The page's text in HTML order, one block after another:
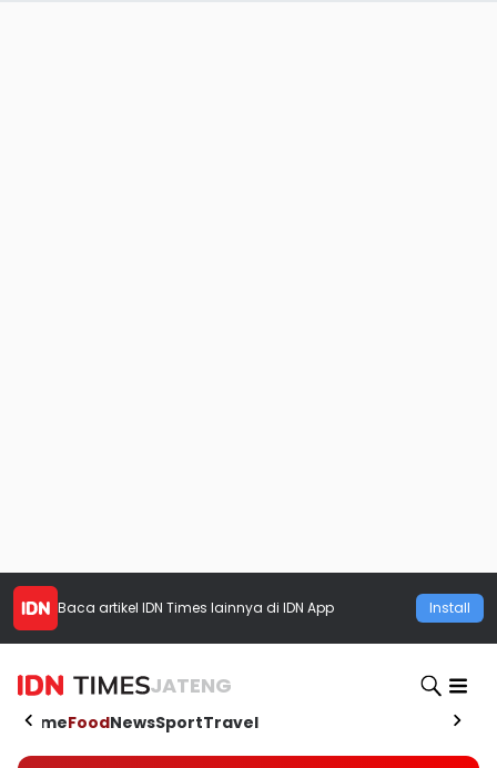
Baca artikel IDN Times lainnya di IDN App Install
JATENG
HomeFoodNewsSportTravel